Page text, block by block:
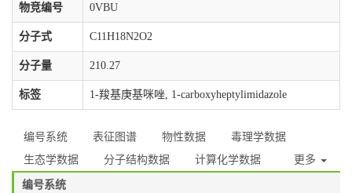
物竞编号 0VBU
分子式 C11H18N2O2
分子量 210.27
标签 1-羧基庚基咪唑, 1-carboxyheptylimidazole
编号系统 表征图谱 物性数据
毒理学数据
生态学数据
分子结构数据 计算化学数据 更多
编号系统